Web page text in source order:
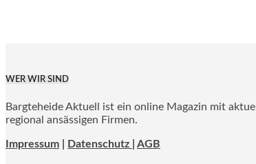
WER WIR SIND
Bargteheide Aktuell ist ein online Magazin mit
regional ansässigen Firmen.
Impressum Datenschutz | AGB